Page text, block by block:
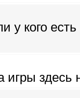
у кого
игры здесь